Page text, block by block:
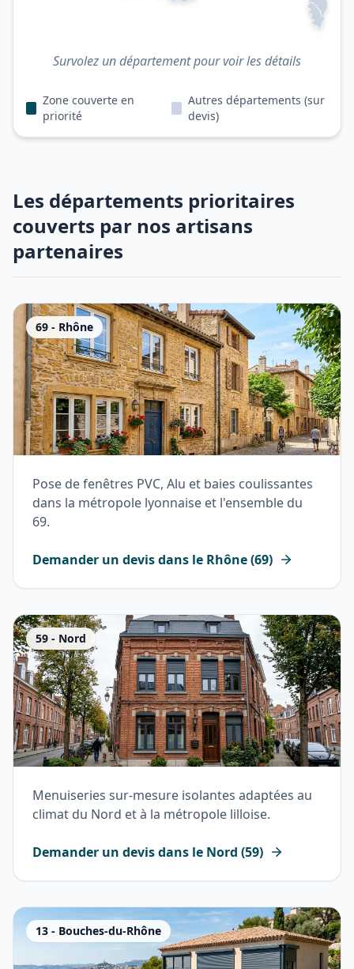
Survolez un département pour voir les détails
Zone couverte en
priorité
Autres départements (sur
devis)
Les départements prioritaires
couverts par nos artisans
partenaires
69 - Rhône
Pose de fenêtres PVC, Alu et baies coulissantes
dans la métropole lyonnaise et l'ensemble du
69.
Demander un devis dans le Rhône(69)
59 - Nord
Menuiseries sur-mesure isolantes adaptées au
climat du Nord et à la métropole lilloise.
Demander un devis dans le Nord (59)
13 - Bouches-du-Rhône